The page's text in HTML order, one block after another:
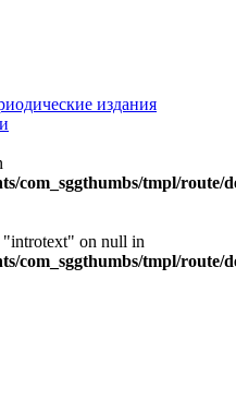
издания
com_sggthumbs/tmpl/route/
"introtext" on null in
com_sggthumbs/tmpl/route/